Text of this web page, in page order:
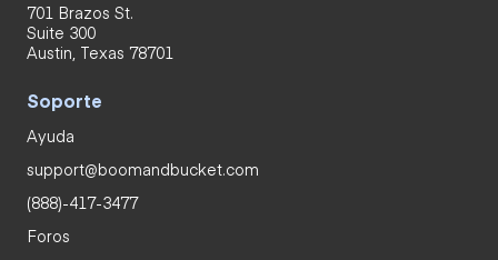
701 Brazos St.
Suite 300
Austin, Texas 78701
Soporte
Ayuda
support@boomandbucket.com
(888)-417-3477
Foros